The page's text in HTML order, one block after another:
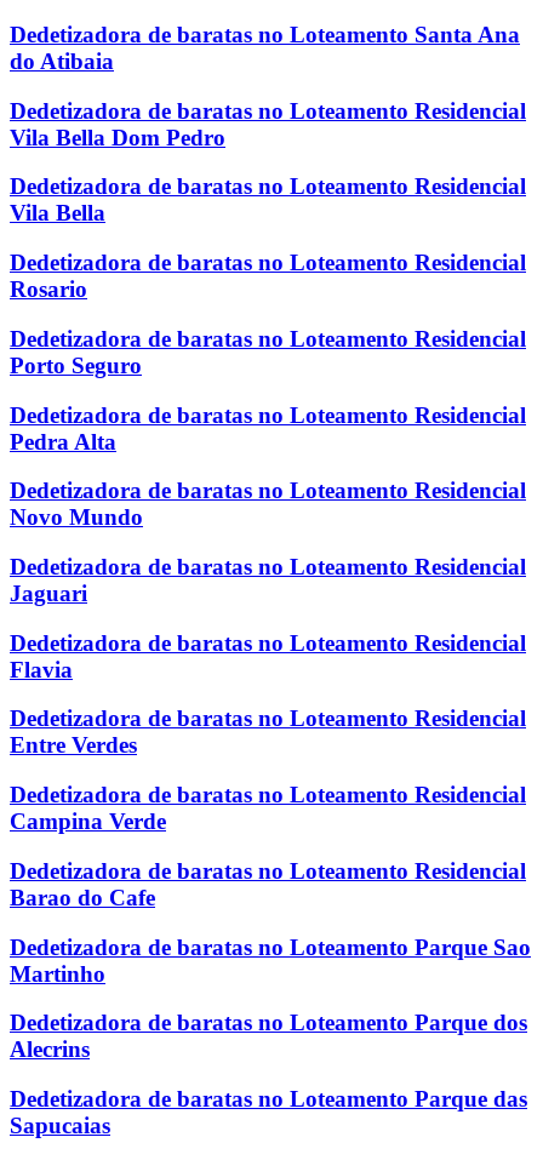
Dedetizadora de baratas no Loteamento Santa Ana
do Atibaia
Dedetizadora de baratas no Loteamento Residencial
Vila Bella Dom Pedro
Dedetizadora de baratas no Loteamento Residencial
Vila Bella
Dedetizadora de baratas no Loteamento Residencial
Rosario
Dedetizadora de baratas no Loteamento Residencial
Porto Seguro
Dedetizadora de baratas no Loteamento Residencial
Pedra Alta
Dedetizadora de baratas no Loteamento Residencial
Novo Mundo
Dedetizadora de baratas no Loteamento Residencial
Jaguari
Dedetizadora de baratas no Loteamento Residencial
Flavia
Dedetizadora de baratas no Loteamento Residencial
Entre Verdes
Dedetizadora de baratas no Loteamento Residencial
Campina Verde
Dedetizadora de baratas no Loteamento Residencial
Barao do Cafe
Dedetizadora de baratas no Loteamento Parque Sao
Martinho
Dedetizadora de baratas no Loteamento Parque dos
Alecrins
Dedetizadora de baratas no Loteamento Parque das
Sapucaias